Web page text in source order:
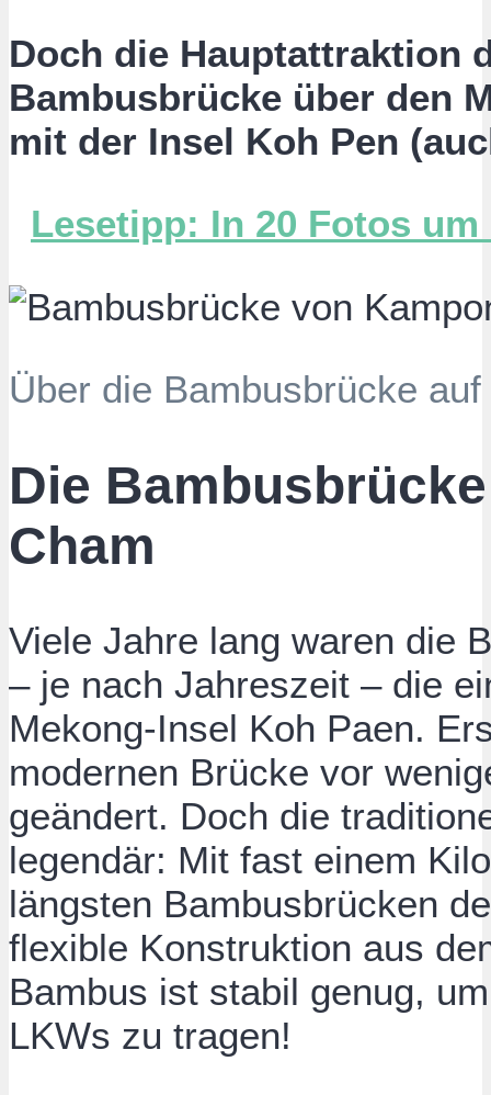
Doch die Hauptattraktion
Bambusbrücke über den
mit der Insel Koh Pen
Lesetipp: In 20 Fotos
Über die Bambusbrücke
Die
Cham
Viele Jahre lang waren die
– je nach Jahreszeit – die
Mekong-Insel Koh Paen.
modernen Brücke vor
geändert. Doch die
legendär: Mit fast einem
längsten Bambusbrücken
flexible Konstruktion aus
Bambus ist stabil genug,
LKWs zu tragen!